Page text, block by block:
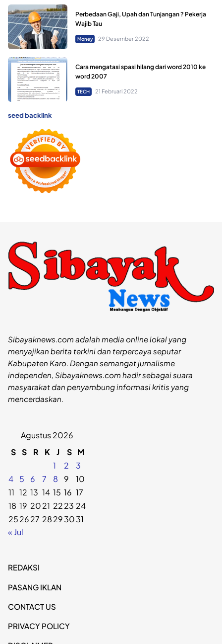
Perbedaan Gaji, Upah dan Tunjangan ? Pekerja
Wajib Tau
Money 29 Desember 2022
Cara mengatasi spasi hilang dari word 2010 ke
word 2007
TECH 21 Februari 2022
seed backlink
Sibayaknews.com adalah media online lokal yang
menyajikan berita terkini dan terpercaya seputar
Kabupaten Karo. Dengan semangat jurnalisme
independen, Sibayaknews.com hadir sebagai suara
masyarakat dan penyambung informasi kritis yang
mencerdaskan.
Agustus 2026
S S R K J S M
1
2
3
4
5 6 7 8 9
10
11 12 13 14 15 16 17
18 19 2021 2223 24
252627 28293031
« Jul
REDAKSI
PASANG IKLAN
CONTACT US
PRIVACY POLICY